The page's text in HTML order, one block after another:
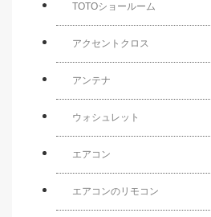
TOTOショールーム
アクセントクロス
アンテナ
ウォシュレット
エアコン
エアコンのリモコン